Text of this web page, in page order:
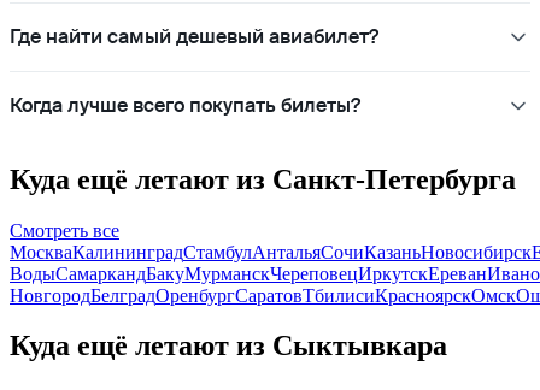
Где найти самый дешевый авиабилет?
Когда лучше всего покупать билеты?
Куда ещё летают из Санкт-Петербурга
Смотреть все
МоскваКалининградСтамбулАнтальяСочиКазаньНовосибирск
ВодыСамаркандБакуМурманскЧереповецИркутскЕреван
НовгородБелградОренбургСаратовТбилисиКрасноярскОмск
Куда ещё летают из Сыктывкара